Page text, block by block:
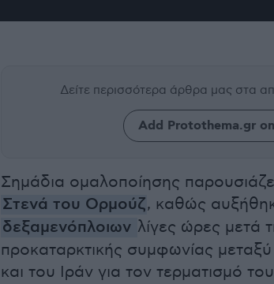
Δείτε περισσότερα άρθρα μας στα
Add Protothema.gr
Σημάδια ομαλοποίησης
Στενά του Ορμούζ, καθώς
δεξαμενόπλοιων λίγες ώρες μετά
προκαταρκτικής συμφωνίας
και του Ιράν για τον τερματισμό